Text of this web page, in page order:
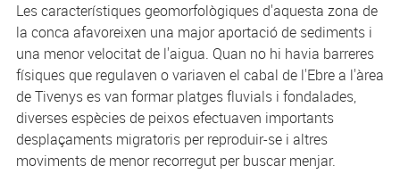
Les característiques geomorfològiques d'aquesta zona de
la conca afavoreixen una major aportació de sediments i
una menor velocitat de l'aigua. Quan no hi havia barreres
físiques que regulaven o variaven el cabal de l'Ebre a l'àrea
de Tivenys es van formar platges fluvials i fondalades,
diverses espècies de peixos efectuaven importants
desplaçaments migratoris per reproduir-se i altres
moviments de menor recorregut per buscar menjar.